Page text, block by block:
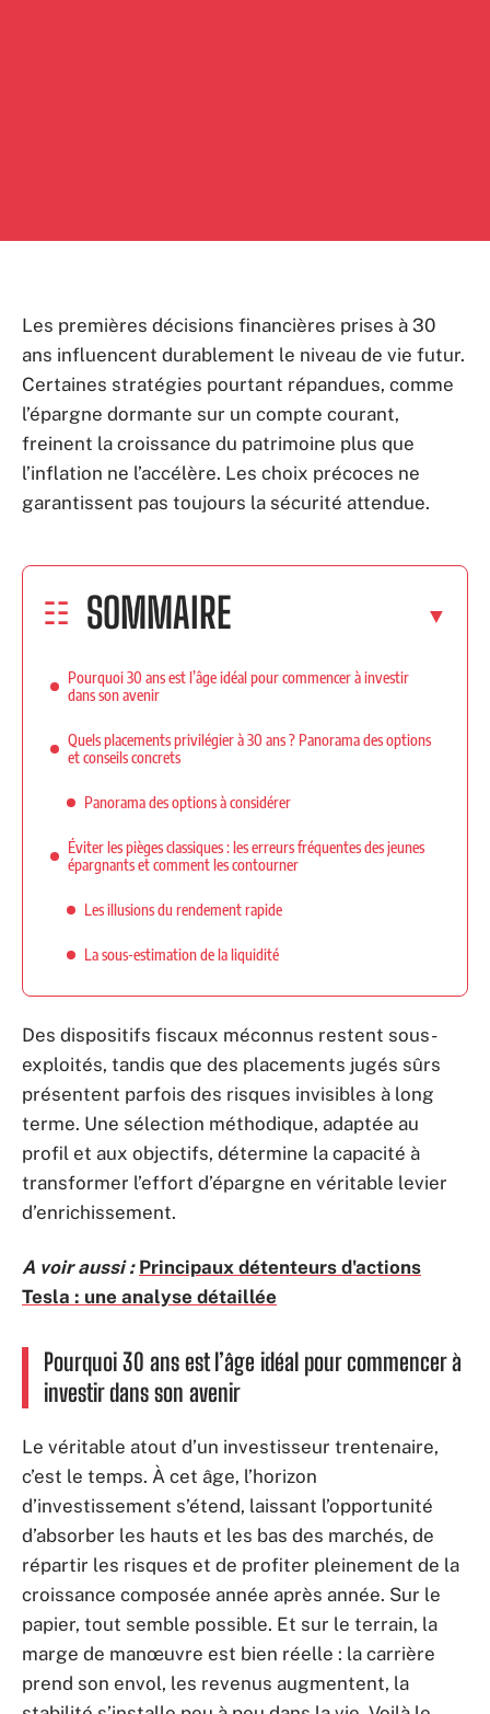
Les premières décisions financières prises à 30
ans influencent durablement le niveau de vie futur.
Certaines stratégies pourtant répandues, comme
l’épargne dormante sur un compte courant,
freinent la croissance du patrimoine plus que
l’inflation ne l’accélère. Les choix précoces ne
garantissent pas toujours la sécurité attendue.
SOMMAIRE
Pourquoi 30 ans est l’âge idéal pour commencer à investir
dans son avenir
Quels placements privilégier à 30 ans ? Panorama des options
et conseils concrets
Panorama des options à considérer
Éviter les pièges classiques : les erreurs fréquentes des jeunes
épargnants et comment les contourner
Les illusions du rendement rapide
La sous-estimation de la liquidité
Des dispositifs fiscaux méconnus restent sous-
exploités, tandis que des placements jugés sûrs
présentent parfois des risques invisibles à long
terme. Une sélection méthodique, adaptée au
profil et aux objectifs, détermine la capacité à
transformer l’effort d’épargne en véritable levier
d’enrichissement.
A voir aussi : Principaux détenteurs d'actions
Tesla : une analyse détaillée
Pourquoi 30 ans est l’âge idéal pour commencer à
investir dans son avenir
Le véritable atout d’un investisseur trentenaire,
c’est le temps. À cet âge, l’horizon
d’investissement s’étend, laissant l’opportunité
d’absorber les hauts et les bas des marchés, de
répartir les risques et de profiter pleinement de la
croissance composée année après année. Sur le
papier, tout semble possible. Et sur le terrain, la
marge de manœuvre est bien réelle : la carrière
prend son envol, les revenus augmentent, la